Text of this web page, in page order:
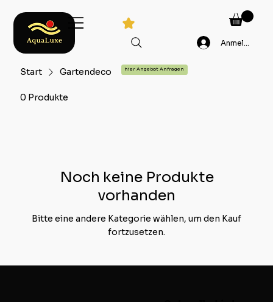
Anmelden
Start Gartendeco
0 Produkte
Noch keine Produkte
vorhanden
Bitte eine andere Kategorie wählen, um den Kauf
fortzusetzen.
hier Angebot Anfragen